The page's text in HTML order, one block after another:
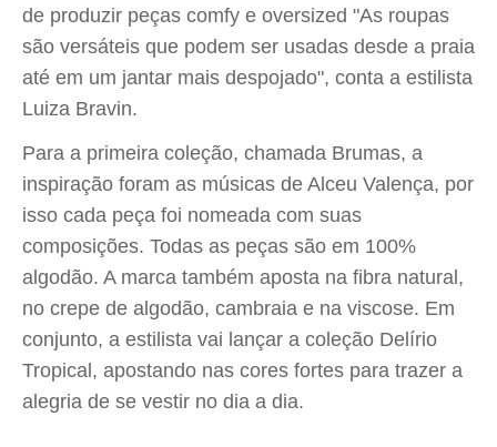
de produzir peças comfy e oversized "As roupas
são versáteis que podem ser usadas desde a praia
até em um jantar mais despojado", conta a estilista
Luiza Bravin.
Para a primeira coleção, chamada Brumas, a
inspiração foram as músicas de Alceu Valença, por
isso cada peça foi nomeada com suas
composições. Todas as peças são em 100%
algodão. A marca também aposta na fibra natural,
no crepe de algodão, cambraia e na viscose. Em
conjunto, a estilista vai lançar a coleção Delírio
Tropical, apostando nas cores fortes para trazer a
alegria de se vestir no dia a dia.